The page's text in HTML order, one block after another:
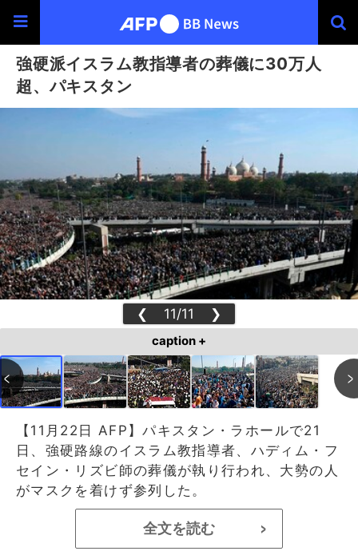
強硬派イスラム教指導者の葬儀に30万人
超、パキスタン
❮ 11/11 ❯
caption +
【11月22日 AFP】パキスタン・ラホールで21
日、強硬路線のイスラム教指導者、ハディム・フ
セイン・リズビ師の葬儀が執り行われ、大勢の人
がマスクを着けず参列した。
全文を読む >